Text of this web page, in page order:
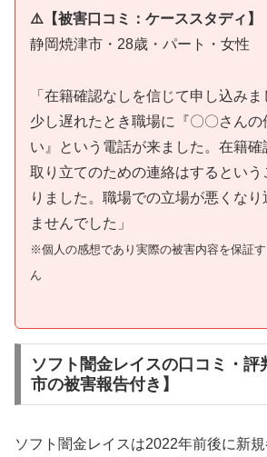
⚠️【被害口コミ：ケーススタディ】
静岡焼津市・28歳・パート・女性
「在籍確認なしを信じて申し込み
少し遅れたとき職場に『〇〇さんの
い』という電話が来ました。在籍
取り立てのための連絡はするとい
りました。職場での立場が悪くなり
ませんでした」
※個人の感想であり実際の被害内容を保証
ん
ソフト闇金レイスの口コミ・評
市の被害報告付き】
ソフト闇金レイスは2022年前後に新